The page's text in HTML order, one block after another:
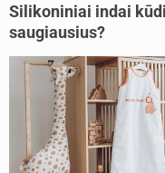
Silikoniniai indai
saugiausius?